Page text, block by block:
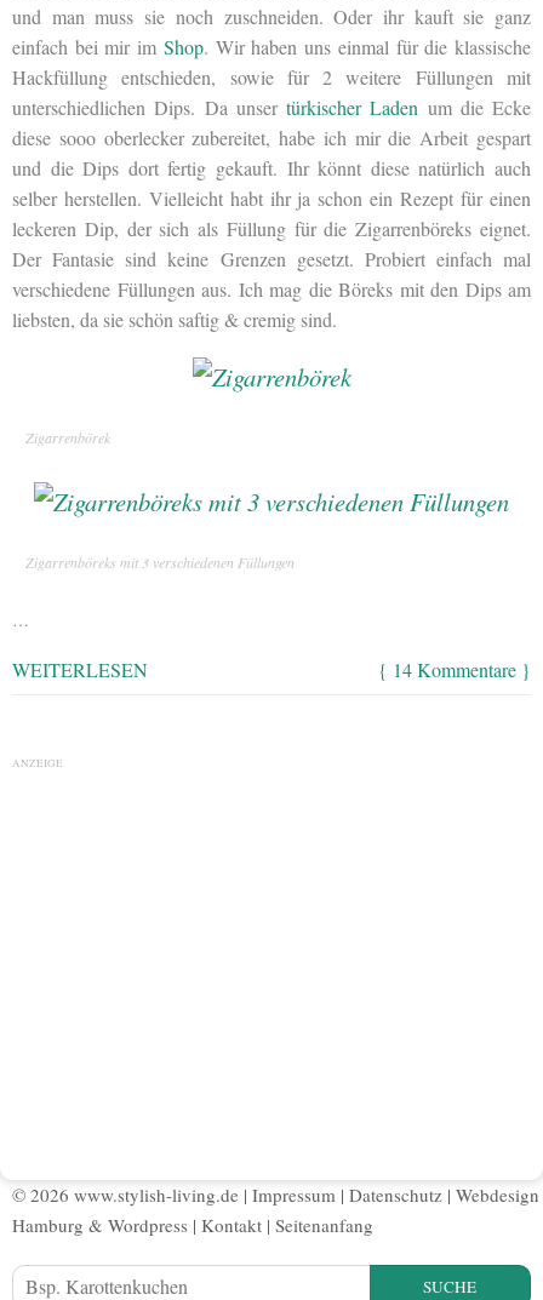
und man muss sie noch zuschneiden. Oder ihr kauft sie ganz
einfach bei mir im Shop. Wir haben uns einmal für die klassische
Hackfüllung entschieden, sowie für 2 weitere Füllungen mit
unterschiedlichen Dips. Da unser türkischer Laden um die Ecke
diese sooo oberlecker zubereitet, habe ich mir die Arbeit gespart
und die Dips dort fertig gekauft. Ihr könnt diese natürlich auch
selber herstellen. Vielleicht habt ihr ja schon ein Rezept für einen
leckeren Dip, der sich als Füllung für die Zigarrenböreks eignet.
Der Fantasie sind keine Grenzen gesetzt. Probiert einfach mal
verschiedene Füllungen aus. Ich mag die Böreks mit den Dips am
liebsten, da sie schön saftig & cremig sind.
Zigarrenbörek
Zigarrenböreks mit 3 verschiedenen Füllungen
…
WEITERLESEN { 14 Kommentare }
ANZEIGE
© 2026 www.stylish-living.de | Impressum | Datenschutz | Webdesign
Hamburg & Wordpress | Kontakt | Seitenanfang
SUCHE